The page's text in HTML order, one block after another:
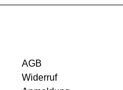
AGB
Widerruf